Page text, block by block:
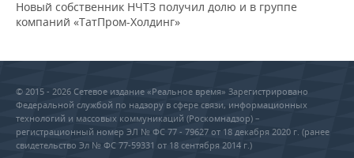
Новый собственник НЧТЗ получил долю и в группе
компаний «ТатПром-Холдинг»
© 2015 - 2026 Сетевое издание «Реальное время» Зарегистрировано
Федеральной службой по надзору в сфере связи, информационных
технологий и массовых коммуникаций (Роскомнадзор) –
регистрационный номер ЭЛ № ФС 77 - 79627 от 18 декабря 2020 г. (ранее
свидетельство Эл № ФС 77-59331 от 18 сентября 2014 г.)